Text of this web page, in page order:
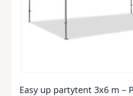
Easy up partytent 3x6 m –